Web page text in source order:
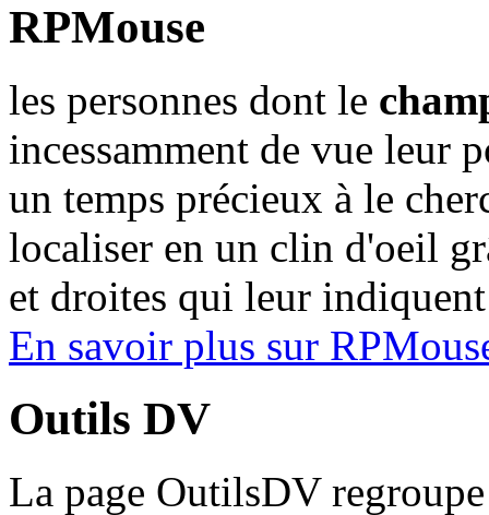
RPMouse
les personnes dont le
incessamment de vue leur
un temps précieux à le
localiser en un clin d'oeil
et droites qui leur
En savoir plus sur
Outils DV
La page OutilsDV